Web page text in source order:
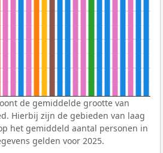
de gemiddelde grootte van
Hierbij zijn de gebieden van laag
het gemiddeld aantal personen in
gelden voor 2025.